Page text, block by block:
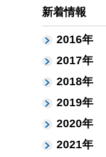
新着情報
2016年
2017年
2018年
2019年
2020年
2021年